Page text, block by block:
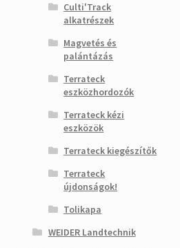
Culti'Track
alkatrészek
Magvetés és
palántázás
Terrateck
eszközhordozók
Terrateck kézi
eszközök
Terrateck kiegészítők
Terrateck
újdonságok!
Tolikapa
WEIDER Landtechnik